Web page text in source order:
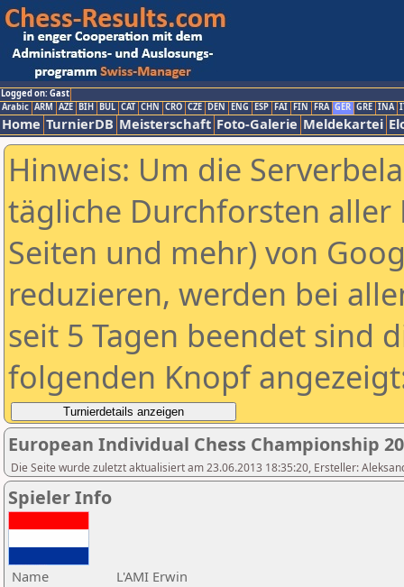
Logged on: Gast
Arabic ARM AZE BIH BUL CAT CHN CRO CZE DEN ENG ESP FAI FIN FRA GER GRE INA
Home TurnierDB Meisterschaft Foto-Galerie Meldekartei
Hinweis: Um die
tägliche Durchforsten aller
Seiten und mehr) von
reduzieren, werden bei
seit 5 Tagen beendet sind
folgenden Knopf
European Individual Chess Championship
Die Seite wurde zuletzt aktualisiert am 23.06.2013 18:35:20, Ersteller:
Spieler Info
Name
L'AMI Erwin